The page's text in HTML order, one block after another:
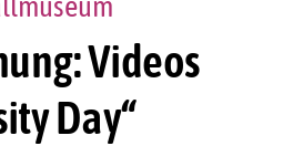
Videos
Day“